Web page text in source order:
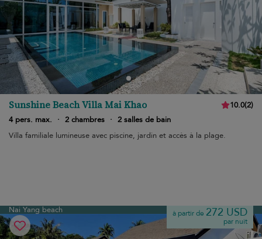
Sunshine Beach Villa Mai Khao 10.0(2)
4 pers. max.
· 2 chambres · 2 salles de bain
Villa familiale lumineuse avec piscine, jardin et accès à la plage.
Nai Yang beach à partir de 272 USD
par nuit